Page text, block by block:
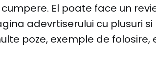
El poate face un
adevrtiserului cu plusuri si
poze, exemple de folosire,